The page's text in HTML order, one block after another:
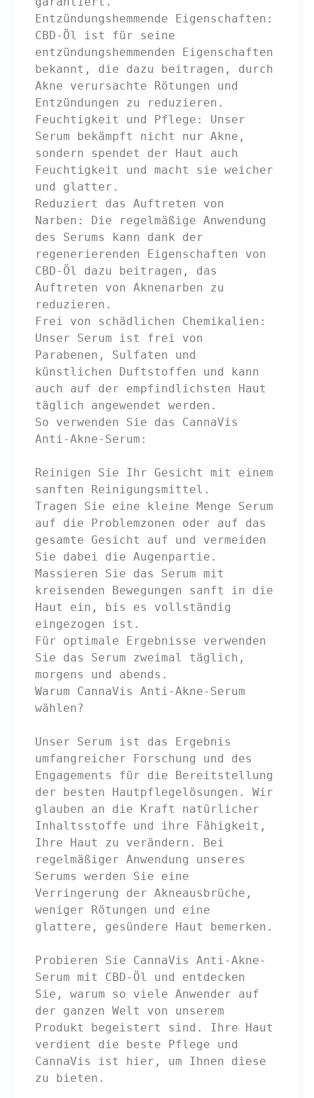
Entzündungshemmende Eigenschaften:
CBD-Öl ist für seine
entzündungshemmenden Eigenschaften
bekannt, die dazu beitragen, durch
Akne verursachte Rötungen und
Entzündungen zu reduzieren.
Feuchtigkeit und Pflege: Unser
Serum bekämpft nicht nur Akne,
sondern spendet der Haut auch
Feuchtigkeit und macht sie weicher
und glatter.
Reduziert das Auftreten von
Narben: Die regelmäßige Anwendung
des Serums kann dank der
regenerierenden Eigenschaften von
CBD-Öl dazu beitragen, das
Auftreten von Aknenarben zu
reduzieren.
Frei von schädlichen Chemikalien:
Unser Serum ist frei von
Parabenen, Sulfaten und
künstlichen Duftstoffen und kann
auch auf der empfindlichsten Haut
täglich angewendet werden.
So verwenden Sie das CannaVis
Anti-Akne-Serum:
Reinigen Sie Ihr Gesicht mit einem
sanften Reinigungsmittel.
Tragen Sie eine kleine Menge Serum
auf die Problemzonen oder auf das
gesamte Gesicht auf und vermeiden
Sie dabei die Augenpartie.
Massieren Sie das Serum mit
kreisenden Bewegungen sanft in die
Haut ein, bis es vollständig
eingezogen ist.
Für optimale Ergebnisse verwenden
Sie das Serum zweimal täglich,
morgens und abends.
Warum CannaVis Anti-Akne-Serum
wählen?
Unser Serum ist das Ergebnis
umfangreicher Forschung und des
Engagements für die Bereitstellung
der besten Hautpflegelösungen. Wir
glauben an die Kraft natürlicher
Inhaltsstoffe und ihre Fähigkeit,
Ihre Haut zu verändern. Bei
regelmäßiger Anwendung unseres
Serums werden Sie eine
Verringerung der Akneausbrüche,
weniger Rötungen und eine
glattere, gesündere Haut bemerken.
Probieren Sie CannaVis Anti-Akne-
Serum mit CBD-Öl und entdecken
Sie, warum so viele Anwender auf
der ganzen Welt von unserem
Produkt begeistert sind. Ihre Haut
verdient die beste Pflege und
CannaVis ist hier, um Ihnen diese
zu bieten.